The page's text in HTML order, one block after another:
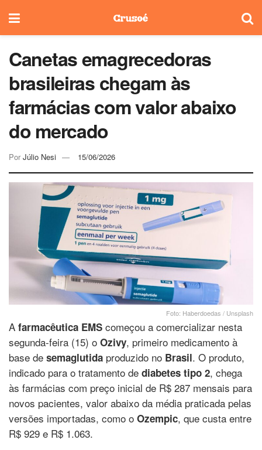
Canetas emagrecedoras
brasileiras chegam às
farmácias com valor abaixo
do mercado
Por Júlio Nesi 15/06/2026
Foto: Haberdoedas / Unsplash
A farmacêutica EMS começou a comercializar nesta
segunda-feira (15) o Ozivy, primeiro medicamento à
base de semaglutida produzido no Brasil. O produto,
indicado para o tratamento de diabetes tipo 2, chega
às farmácias com preço inicial de R$ 287 mensais para
novos pacientes, valor abaixo da média praticada pelas
versões importadas, como o Ozempic, que custa entre
R$ 929 e R$ 1.063.